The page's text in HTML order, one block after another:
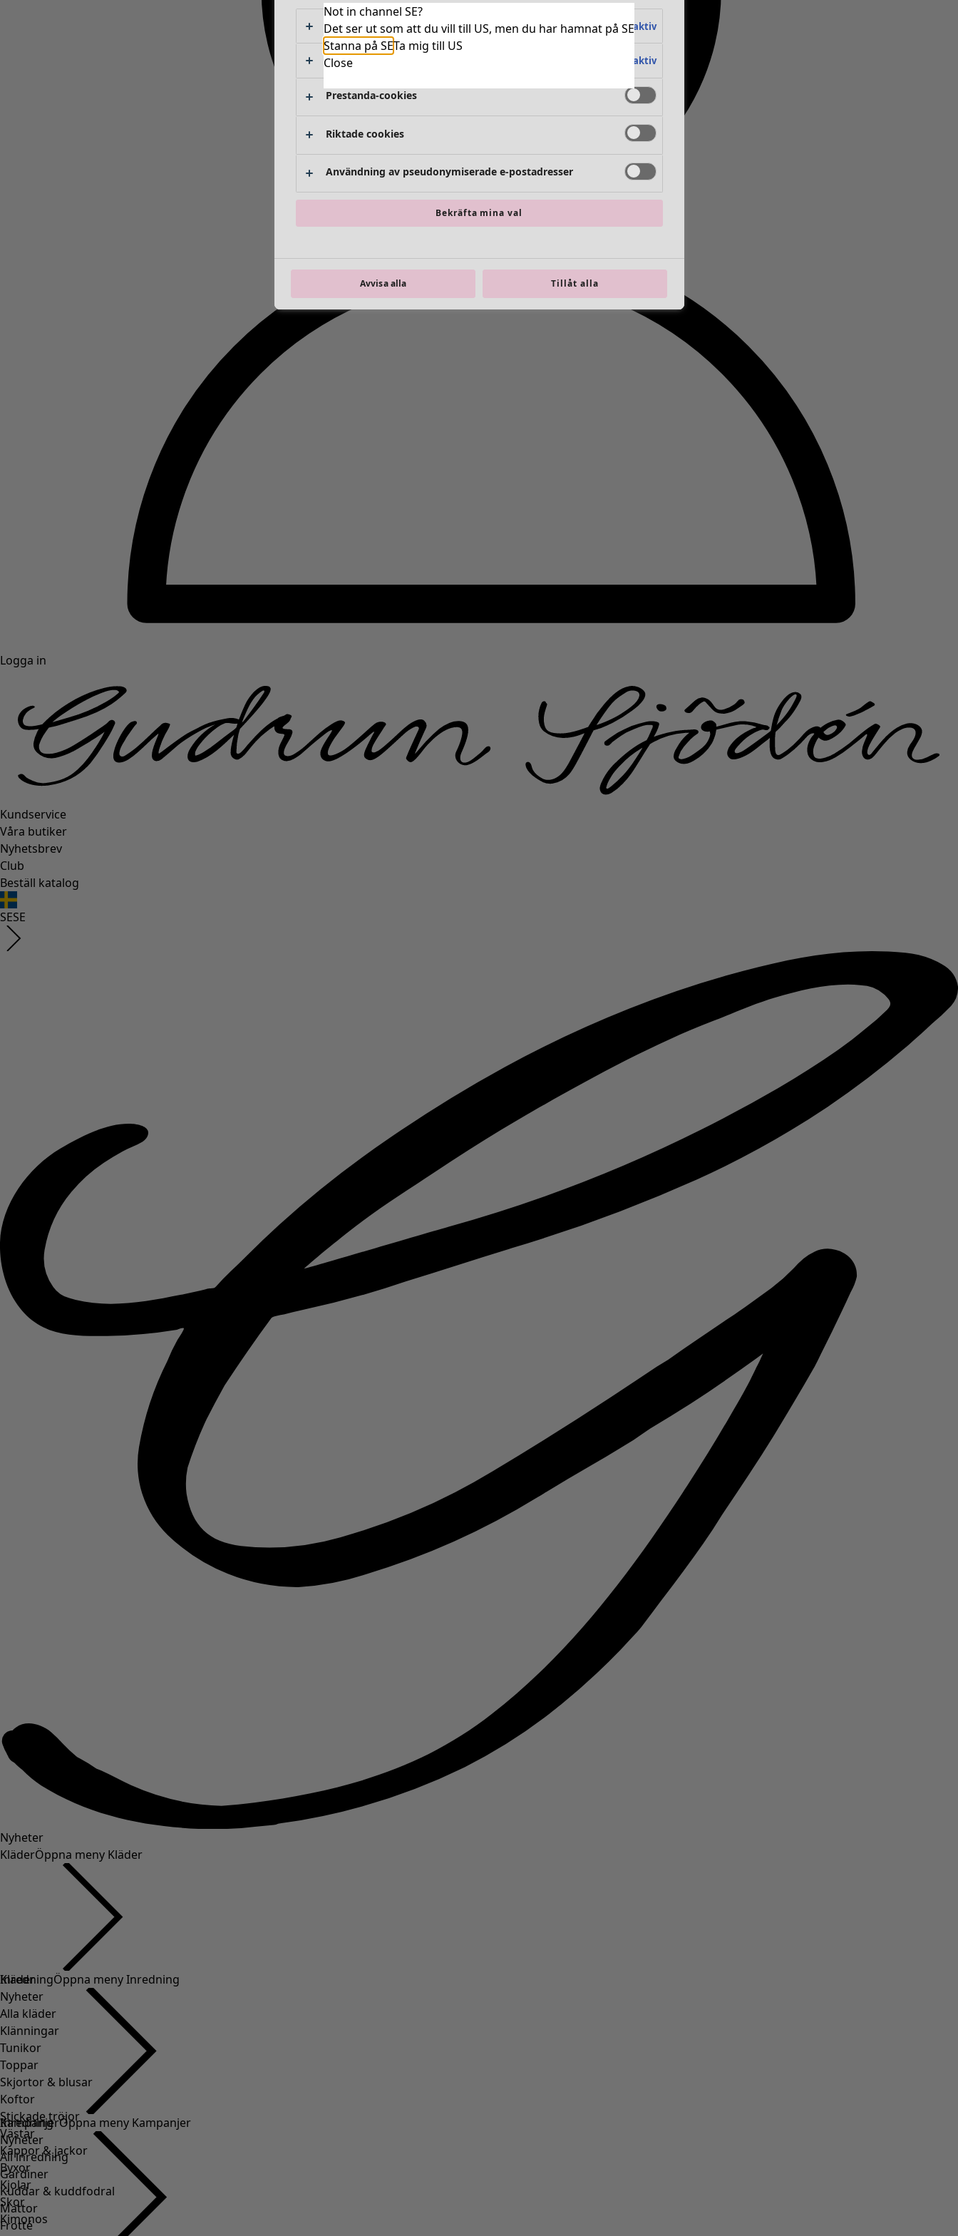
Logga in
Kundservice
Våra butiker
Nyhetsbrev
Club
Beställ katalog
SESE
Nyheter
KläderÖppna meny Kläder
Kläder
Nyheter
Alla kläder
Klänningar
Tunikor
Toppar
Skjortor & blusar
Koftor
Stickade tröjor
Västar
Kappor & jackor
Byxor
Kjolar
Skor
Kimonos
InredningÖppna meny Inredning
Inredning
Nyheter
All inredning
Gardiner
Kuddar & kuddfodral
Mattor
Frotté
KampanjerÖppna meny Kampanjer
Not in channel SE?
Det ser ut som att du vill till US, men du har hamnat på SE
Stanna på SETa mig till US
Close
Absolut nödvändiga cookies Alltid aktiv
Funktionella cookies Alltid aktiv
Prestanda-cookies
Riktade cookies
Användning av pseudonymiserade e-postadresser
Bekräfta mina val
Avvisa alla Tillåt alla